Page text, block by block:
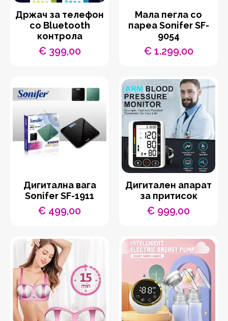
Држач за телефон
со Bluetooth
контрола
€399,00
Мала пегла со
пареа Sonifer SF-
9054
€1.299,00
Дигитална вага
Sonifer SF-1911
€ 499,00
Дигитален апарат
за притисок
€ 999,00